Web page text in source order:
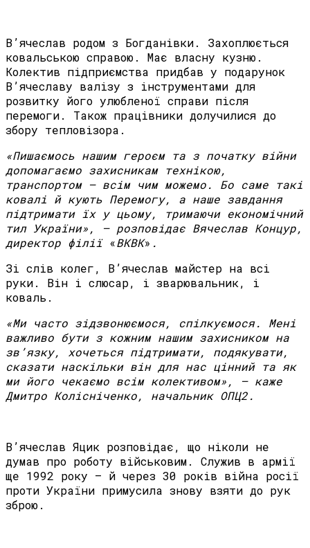
В’ячеслав родом з Богданівки. Захоплюється
ковальською справою. Має власну кузню.
Колектив підприємства придбав у подарунок
В’ячеславу валізу з інструментами для
розвитку його улюбленої справи після
перемоги. Також працівники долучилися до
збору тепловізора.
«Пишаємось нашим героєм та з початку війни
допомагаємо захисникам технікою,
транспортом – всім чим можемо. Бо саме такі
ковалі й кують Перемогу, а наше завдання
підтримати їх у цьому, тримаючи економічний
тил України», – розповідає Вячеслав Концур,
директор філії «ВКВК» .
Зі слів колег, В’ячеслав майстер на всі
руки. Він і слюсар, і зварювальник, і
коваль.
«Ми часто зідзвонюємося, спілкуємося. Мені
важливо бути з кожним нашим захисником на
зв’язку, хочеться підтримати, подякувати,
сказати наскільки він для нас цінний та як
ми його чекаємо всім колективом», – каже
Дмитро Колісніченко, начальник ОПЦ2.
В’ячеслав Яцик розповідає, що ніколи не
думав про роботу військовим. Служив в армії
ще 1992 року – й через 30 років війна росії
проти України примусила знову взяти до рук
зброю.